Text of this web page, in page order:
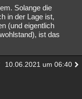
Solange die
in der Lage ist,
(und eigentlich
ist das
10.06.2021 um 06:40